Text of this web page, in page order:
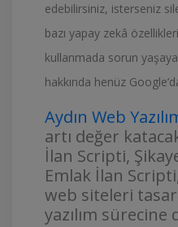
edebilirsiniz, isterseniz
bazı yapay zekâ
kullanmada sorun
hakkında henüz
Aydın Web
artı değer
İlan Scripti,
Emlak İlan
web siteleri
yazılım